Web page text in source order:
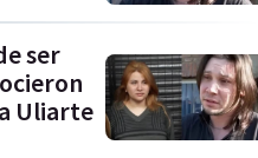
ser
Uliarte